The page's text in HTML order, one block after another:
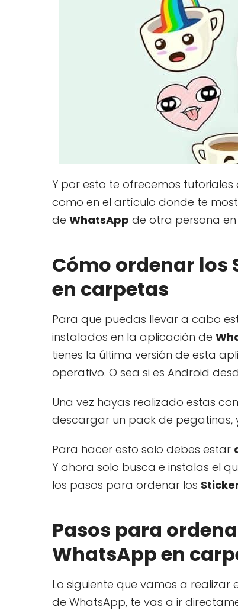
Y por esto te ofrecemos
como en el artículo donde te
de WhatsApp de otra persona en
Cómo ordenar los
en carpetas
Para que puedas llevar a cabo
instalados en la aplicación de
tienes la última versión de esta
operativo. O sea si es Android
Una vez hayas realizado estas
descargar un pack de pegatinas,
Para hacer esto solo debes estar
Y ahora solo busca e instalas el
los pasos para ordenar los
Pasos para
WhatsApp en
Lo siguiente que vamos a
de WhatsApp, te vas a ir